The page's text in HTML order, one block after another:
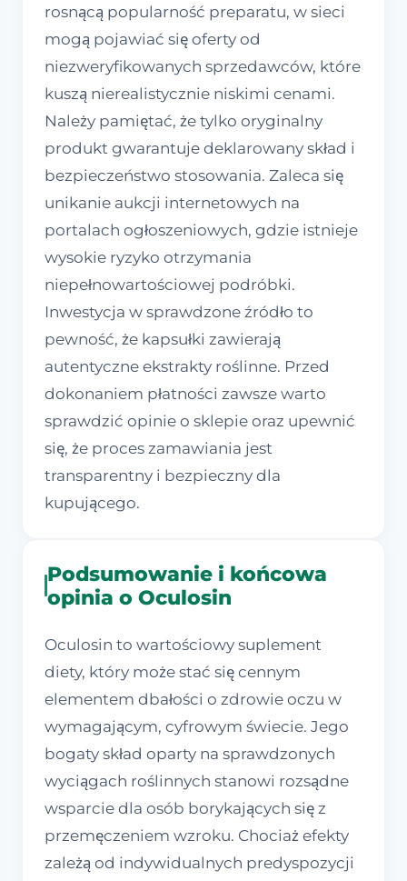
rosnącą popularność preparatu, w sieci
mogą pojawiać się oferty od
niezweryfikowanych sprzedawców, które
kuszą nierealistycznie niskimi cenami.
Należy pamiętać, że tylko oryginalny
produkt gwarantuje deklarowany skład i
bezpieczeństwo stosowania. Zaleca się
unikanie aukcji internetowych na
portalach ogłoszeniowych, gdzie istnieje
wysokie ryzyko otrzymania
niepełnowartościowej podróbki.
Inwestycja w sprawdzone źródło to
pewność, że kapsułki zawierają
autentyczne ekstrakty roślinne. Przed
dokonaniem płatności zawsze warto
sprawdzić opinie o sklepie oraz upewnić
się, że proces zamawiania jest
transparentny i bezpieczny dla
kupującego.
Podsumowanie i końcowa
opinia o Oculosin
Oculosin to wartościowy suplement
diety, który może stać się cennym
elementem dbałości o zdrowie oczu w
wymagającym, cyfrowym świecie. Jego
bogaty skład oparty na sprawdzonych
wyciągach roślinnych stanowi rozsądne
wsparcie dla osób borykających się z
przemęczeniem wzroku. Chociaż efekty
zależą od indywidualnych predyspozycji